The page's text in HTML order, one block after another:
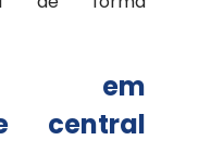
em
central